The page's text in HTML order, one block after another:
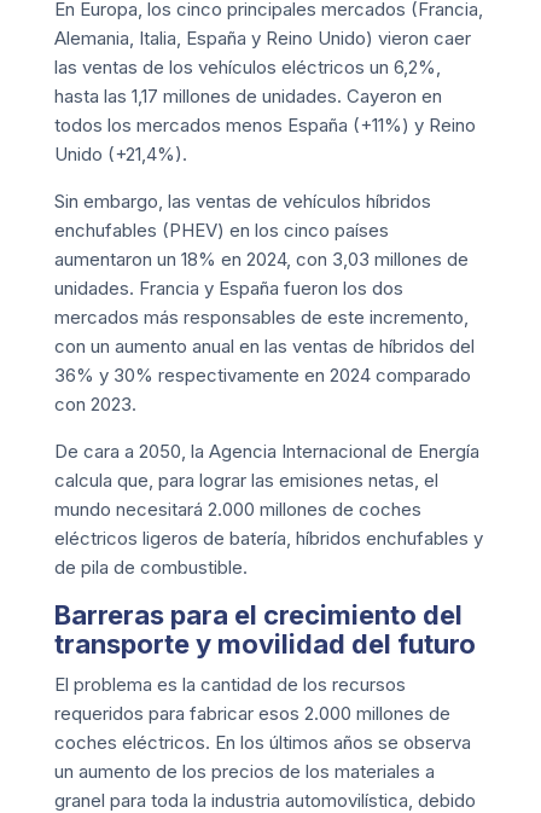
En Europa, los cinco principales mercados (Francia,
Alemania, Italia, España y Reino Unido) vieron caer
las ventas de los vehículos eléctricos un 6,2%,
hasta las 1,17 millones de unidades. Cayeron en
todos los mercados menos España (+11%) y Reino
Unido (+21,4%).
Sin embargo, las ventas de vehículos híbridos
enchufables (PHEV) en los cinco países
aumentaron un 18% en 2024, con 3,03 millones de
unidades. Francia y España fueron los dos
mercados más responsables de este incremento,
con un aumento anual en las ventas de híbridos del
36% y 30% respectivamente en 2024 comparado
con 2023.
De cara a 2050, la Agencia Internacional de Energía
calcula que, para lograr las emisiones netas, el
mundo necesitará 2.000 millones de coches
eléctricos ligeros de batería, híbridos enchufables y
de pila de combustible.
Barreras para el crecimiento del
transporte y movilidad del futuro
El problema es la cantidad de los recursos
requeridos para fabricar esos 2.000 millones de
coches eléctricos. En los últimos años se observa
un aumento de los precios de los materiales a
granel para toda la industria automovilística, debido